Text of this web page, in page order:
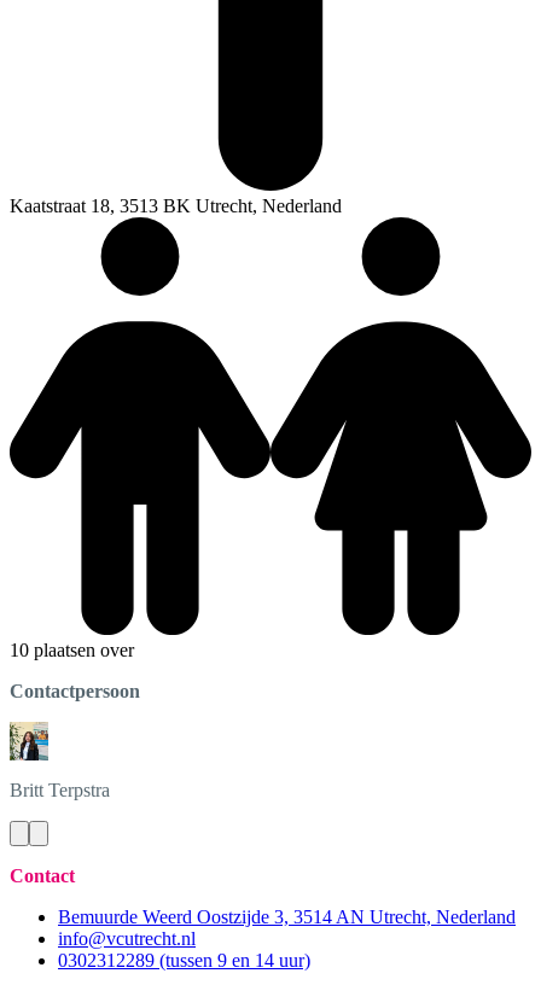
Kaatstraat 18, 3513 BK Utrecht, Nederland
10 plaatsen over
Contactpersoon
Britt Terpstra
Contact
Bemuurde Weerd Oostzijde 3, 3514 AN Utrecht, Nederland
info@vcutrecht.nl
0302312289 (tussen 9 en 14 uur)